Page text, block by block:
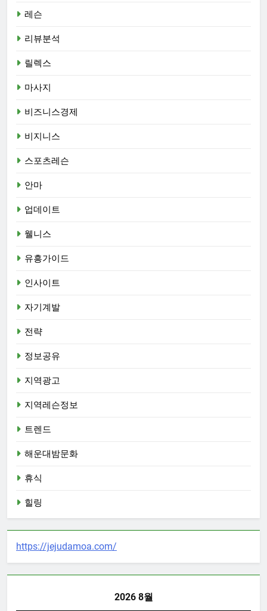
레슨
리뷰분석
릴렉스
마사지
비즈니스경제
비지니스
스포츠레슨
안마
업데이트
웰니스
유흥가이드
인사이트
자기계발
전략
정보공유
지역광고
지역레슨정보
트렌드
해운대밤문화
휴식
힐링
https://jejudamoa.com/
2026 8월